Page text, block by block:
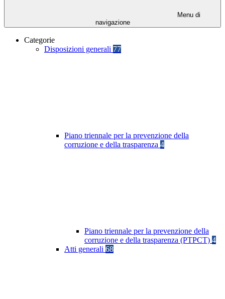
Menu di
navigazione
Categorie
Disposizioni generali 77
Piano triennale per la prevenzione della
corruzione e della trasparenza 4
Piano triennale per la prevenzione della
corruzione e della trasparenza (PTPCT) 4
Atti generali 68